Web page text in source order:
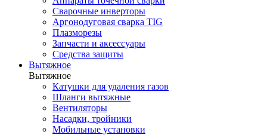
Сварочные инверторы
Аргонодуговая сварка TIG
Плазморезы
Запчасти и аксессуары
Средства защиты
Вытяжное
Вытяжное
Катушки для удаления газов
Шланги вытяжные
Вентиляторы
Насадки, тройники
Мобильные установки